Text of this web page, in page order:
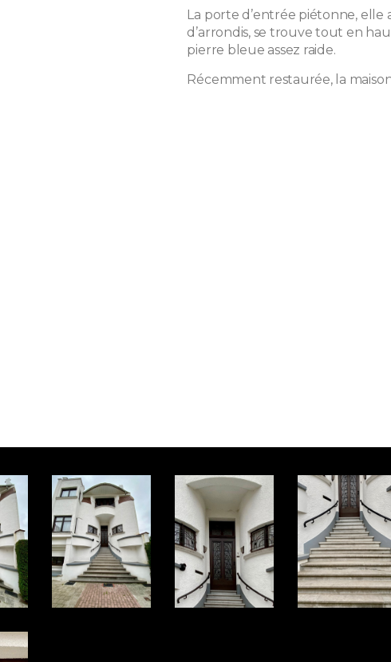
La porte d’entrée piétonne, elle
d’arrondis, se trouve tout en
pierre bleue assez raide.
Récemment restaurée, la